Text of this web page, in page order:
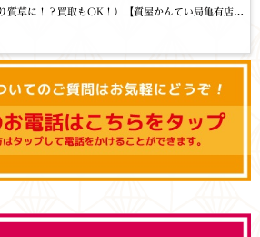
質草に！？買取もOK！）【質屋かんてい局亀有店オ
ルブログ】